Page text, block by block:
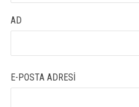
AD
E-POSTA ADRESI